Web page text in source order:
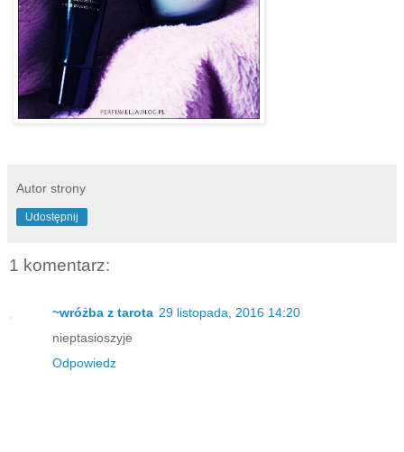
Autor strony
Udostępnij
1 komentarz:
~wróżba z tarota 29 listopada, 2016 14:20
nieptasioszyje
Odpowiedz